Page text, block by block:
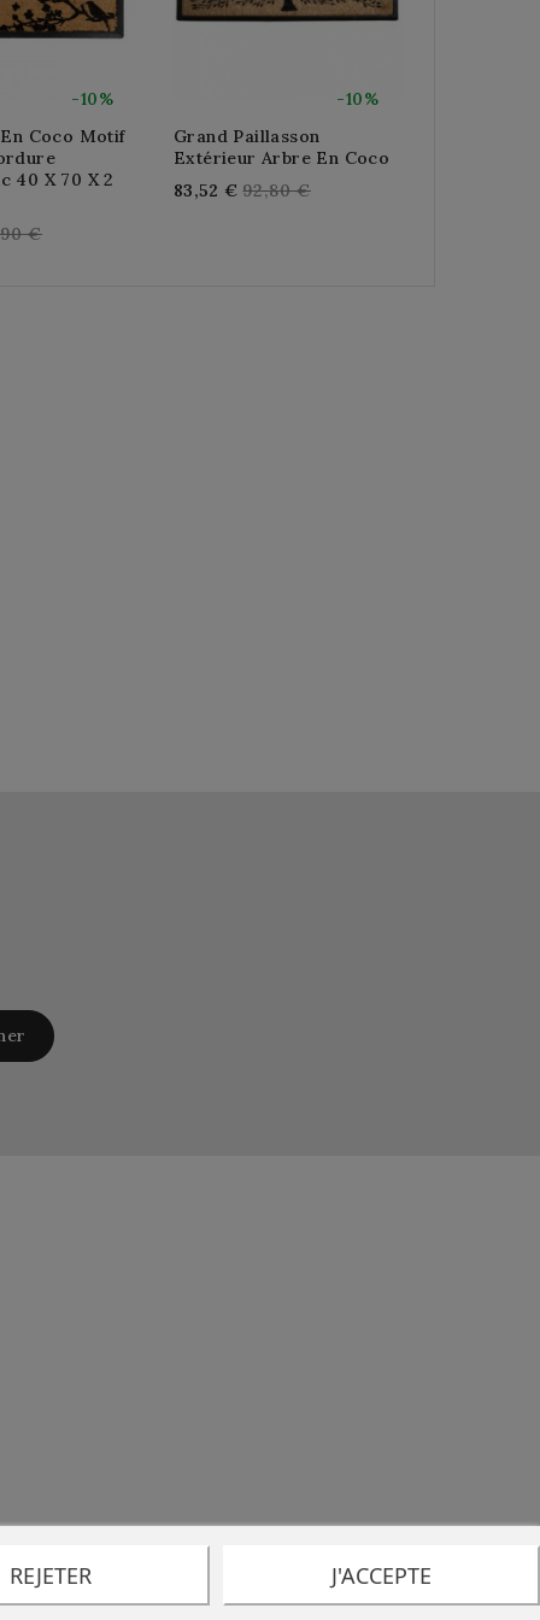
-10%
Coco Motif
40 X 70 X 2
€
-10%
Grand Paillasson
Extérieur Arbre En Coco
83,52 € Regular
92,80 €
REJETER J'ACCEPTE